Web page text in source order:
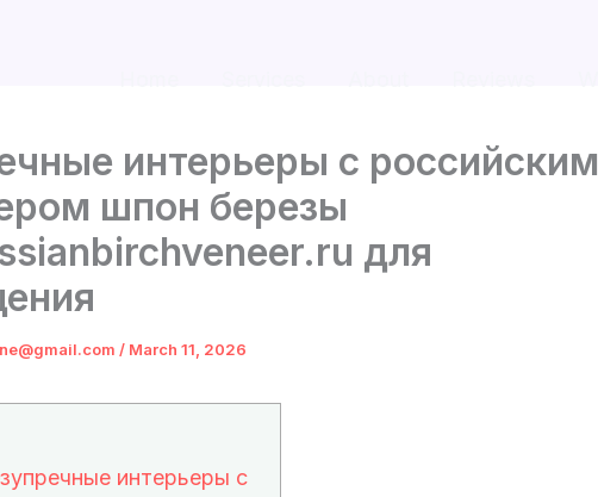
интерьеры с российским
шпон березы
для
/ March 11, 2026
интерьеры с